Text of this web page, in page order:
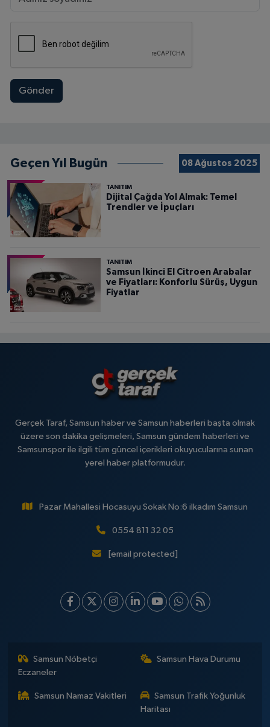
Gönder
Geçen Yıl Bugün 08 Ağustos 2025
TANITIM
Dijital Çağda Yol Almak: Temel
Trendler ve İpuçları
TANITIM
Samsun İkinci El Citroen Arabalar
ve Fiyatları: Konforlu Sürüş, Uygun
Fiyatlar
Gerçek Taraf, Samsun haber ve Samsun haberleri başta olmak
üzere son dakika gelişmeleri, Samsun gündem haberleri ve
Samsunspor ile ilgili tüm güncel içerikleri okuyucularına sunan
yerel haber platformudur.
Pazar Mahallesi Hocasuyu Sokak No:6 ilkadım Samsun
0554 811 32 05
[email protected]
Samsun Nöbetçi
Eczaneler
Samsun Hava Durumu
Samsun Namaz Vakitleri
Samsun Trafik Yoğunluk
Haritası